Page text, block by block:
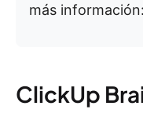
más información:
ClickUp